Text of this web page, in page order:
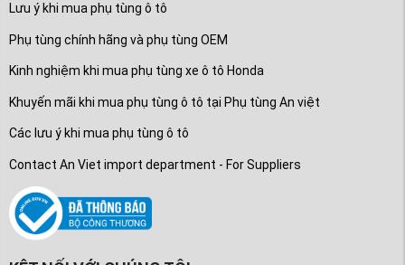
Lưu ý khi mua phụ tùng ô tô
Phụ tùng chính hãng và phụ tùng OEM
Kinh nghiệm khi mua phụ tùng xe ô tô Honda
Khuyến mãi khi mua phụ tùng ô tô tại Phụ tùng An việt
Các lưu ý khi mua phụ tùng ô tô
Contact An Viet import department - For Suppliers